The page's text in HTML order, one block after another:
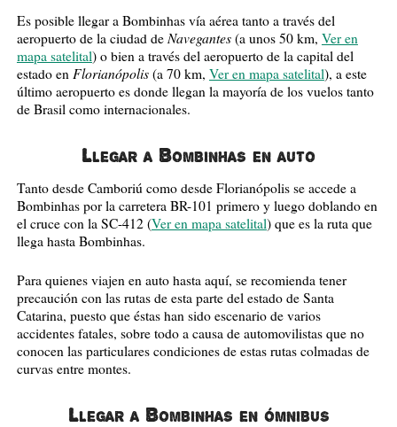
Es posible llegar a Bombinhas vía aérea tanto a través del
aeropuerto de la ciudad de Navegantes (a unos 50 km, Ver en
mapa satelital) o bien a través del aeropuerto de la capital del
estado en Florianópolis (a 70 km, Ver en mapa satelital), a este
último aeropuerto es donde llegan la mayoría de los vuelos tanto
de Brasil como internacionales.
Llegar a Bombinhas en auto
Tanto desde Camboriú como desde Florianópolis se accede a
Bombinhas por la carretera BR-101 primero y luego doblando en
el cruce con la SC-412 (Ver en mapa satelital) que es la ruta que
llega hasta Bombinhas.
Para quienes viajen en auto hasta aquí, se recomienda tener
precaución con las rutas de esta parte del estado de Santa
Catarina, puesto que éstas han sido escenario de varios
accidentes fatales, sobre todo a causa de automovilistas que no
conocen las particulares condiciones de estas rutas colmadas de
curvas entre montes.
Llegar a Bombinhas en ómnibus